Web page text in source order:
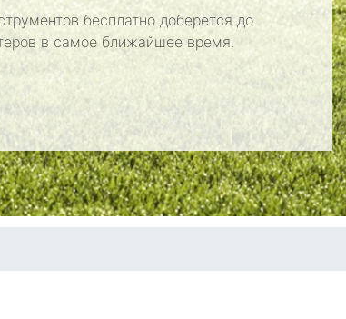
бесплатно доберется до
в самое ближайшее время.